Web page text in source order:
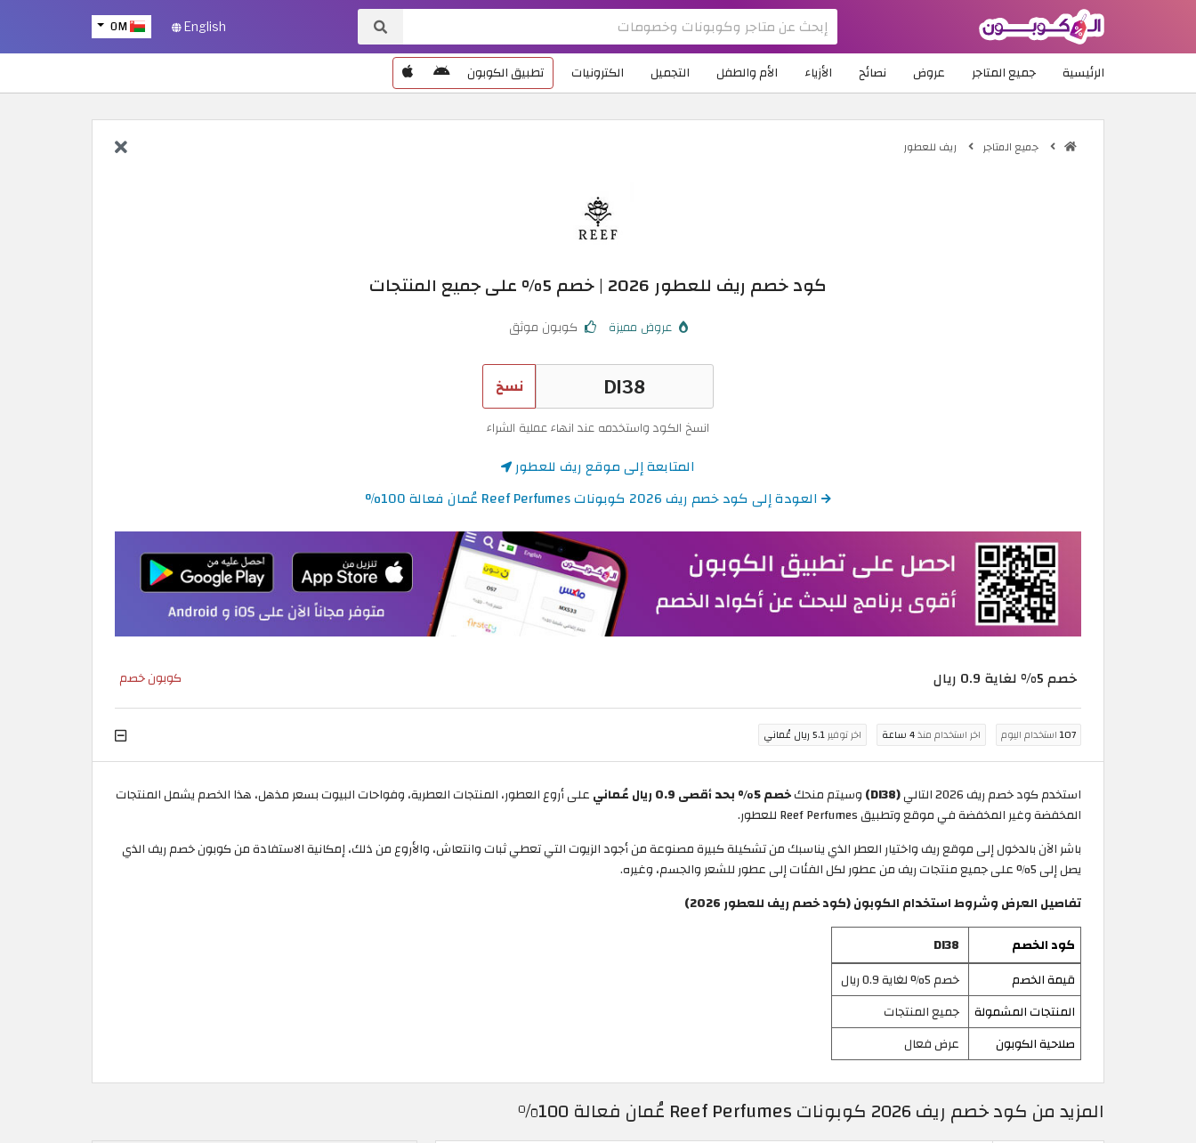
OM English
الرئيسية جميع المتاجر عروض نصائح الأزياء الأم والطفل التجميل الكترونيات تطبيق الكوبون
جميع المتاجر ريف للعطور
كود خصم ريف للعطور 2026 | خصم 5% على جميع المنتجات
عروض مميزة كوبون موثق
نسخ
انسخ الكود واستخدمه عند انهاء عملية الشراء
المتابعة إلى موقع ريف للعطور
العودة إلى كود خصم ريف 2026 كوبونات Reef Perfumes عُمان فعالة 100%
خصم 5% لغاية 0.9 ريال كوبون خصم
107استخدام اليوم اخر استخدام منذ4 ساعة اخر توفير5.1 ريال عُماني
استخدم كود خصم ريف 2026 التالي (DI38) وسيتم منحكخصم 5% بحد أقصى 0.9 ريال عُماني
على أروع العطور، المنتجات العطرية، وفواحات البيوت بسعر مذهل، هذا الخصم يشمل المنتجات
المخفضة وغير المخفضة في موقع وتطبيق Reef Perfumes للعطور.
باشر الآن بالدخول إلى موقع ريف واختيار العطر الذي يناسبك من تشكيلة كبيرة مصنوعة من أجود الزيوت التي تعطي ثبات وانتعاش، والأروع من ذلك، إمكانية الاستفادة من كوبون خصم ريف الذي
يصل إلى 5% على جميع منتجات ريف من عطور لكل الفئات إلى عطور للشعر والجسم، وغيره.
تفاصيل العرض وشروط استخدام الكوبون (كود خصم ريف للعطور 2026)
كود الخصم
DI38
قيمة الخصم
خصم 5% لغاية 0.9 ريال
المنتجات المشمولة
جميع المنتجات
صلاحية الكوبون
عرض فعال
المزيد من كود خصم ريف 2026 كوبونات Reef Perfumes عُمان فعالة 100%